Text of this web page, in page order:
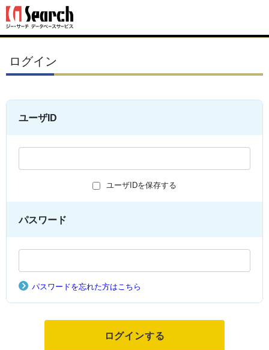
ログイン
ユーザID
ユーザIDを保存する
パスワード
パスワードを忘れた方はこちら